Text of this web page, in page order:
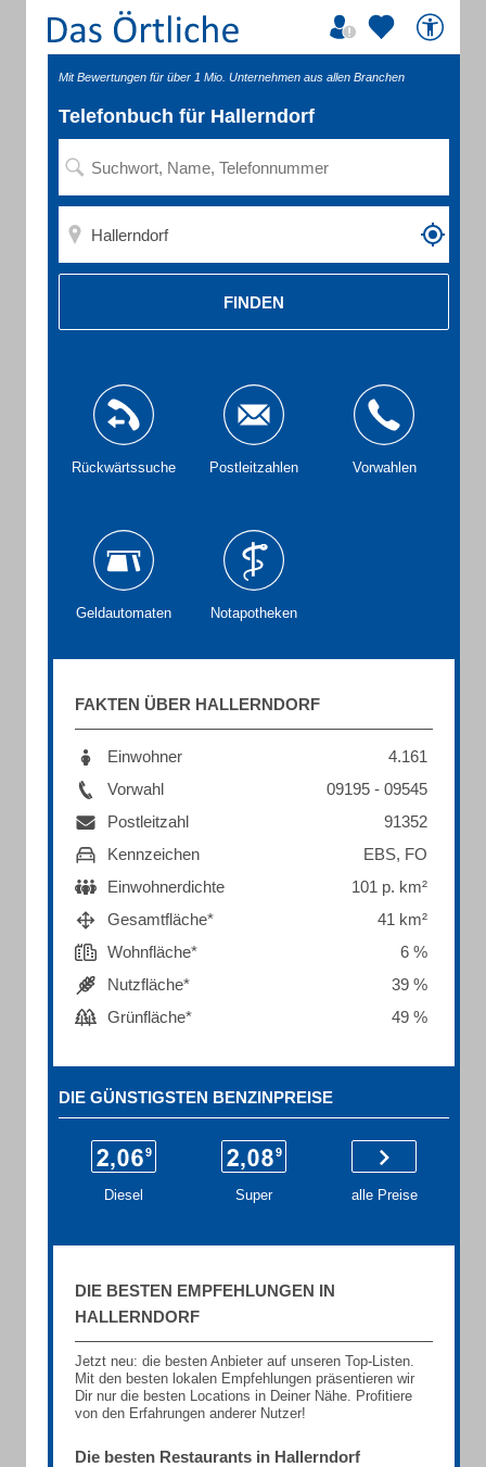
Mit Bewertungen für über 1 Mio. Unternehmen aus allen Branchen
Telefonbuch für Hallerndorf
FINDEN
Rückwärtssuche Postleitzahlen Vorwahlen
Geldautomaten Notapotheken
FAKTEN ÜBER HALLERNDORF
Einwohner
4.161
Vorwahl
09195 - 09545
Postleitzahl
91352
Kennzeichen
EBS, FO
Einwohnerdichte
101 p. km²
Gesamtfläche*
41 km²
Wohnfläche*
6 %
Nutzfläche*
39 %
Grünfläche*
49 %
DIE GÜNSTIGSTEN BENZINPREISE
Diesel Super alle Preise
DIE BESTEN EMPFEHLUNGEN IN
HALLERNDORF
Jetzt neu: die besten Anbieter auf unseren Top-Listen.
Mit den besten lokalen Empfehlungen präsentieren wir
Dir nur die besten Locations in Deiner Nähe. Profitiere
von den Erfahrungen anderer Nutzer!
Die besten Restaurants in Hallerndorf